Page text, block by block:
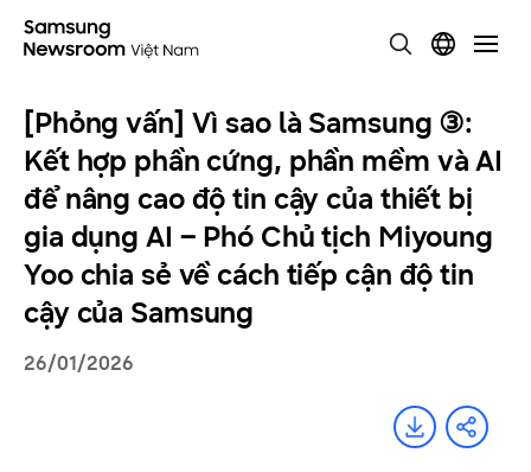
[Phỏng vấn] Vì sao là Samsung ③:
Kết hợp phần cứng, phần mềm và AI
để nâng cao độ tin cậy của thiết bị
gia dụng AI – Phó Chủ tịch Miyoung
Yoo chia sẻ về cách tiếp cận độ tin
cậy của Samsung
26/01/2026